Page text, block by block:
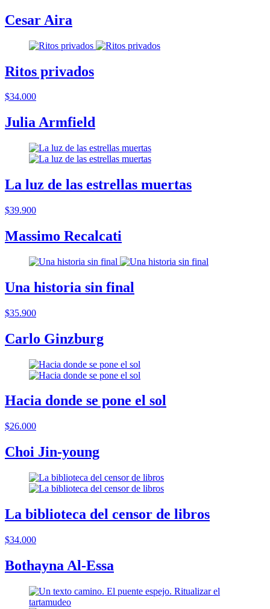
Cesar Aira
Ritos privados
$34.000
Julia Armfield
La luz de las estrellas muertas
$39.900
Massimo Recalcati
Una historia sin final
$35.900
Carlo Ginzburg
Hacia donde se pone el sol
$26.000
Choi Jin-young
La biblioteca del censor de libros
$34.000
Bothayna Al-Essa